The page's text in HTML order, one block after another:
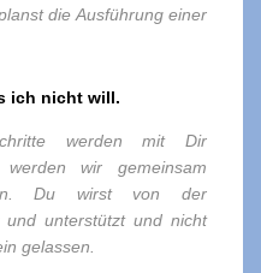
die Ausführung einer
ich nicht will.
werden mit Dir
werden wir gemeinsam
Du wirst von der
und unterstützt und nicht
gelassen.